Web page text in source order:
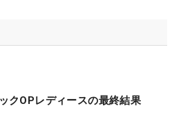
クOPレディースの最終結果